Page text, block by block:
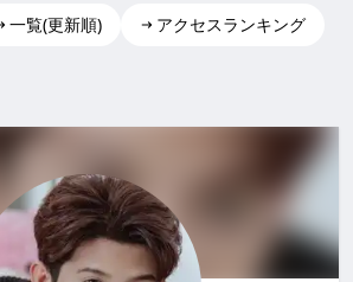
一覧(更新順)
アクセスランキング
シローラッタナパーニット (ラン)